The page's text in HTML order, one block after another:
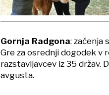
Gornja Radgona: začenja
Gre za osrednji dogodek v
razstavljavcev iz 35 držav.
avgusta.